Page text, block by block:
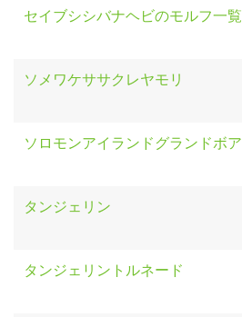
セイブシシバナヘビのモルフ一覧
ソメワケササクレヤモリ
ソロモンアイランドグランドボア
タンジェリン
タンジェリントルネード